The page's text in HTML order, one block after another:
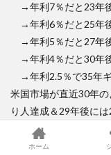
→年利7％だと23年
→年利6％だと25年
→年利5％だと27年
→年利4％だと30年
→年利2.5％で35年
米国市場が直近30年
り人達成＆29年後に
割と勢いが減ったと
年あれば億り人は達成
ホーム